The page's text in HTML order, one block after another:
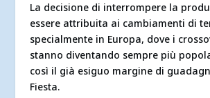
La decisione di interrompere la
essere attribuita ai cambiamenti di
specialmente in Europa, dove i
stanno diventando sempre più
così il già esiguo margine di
Fiesta.